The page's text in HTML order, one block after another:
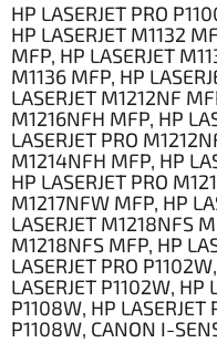
HP LASERJET PRO
HP LASERJET M1132
MFP, HP LASERJET
M1136 MFP, HP
LASERJET M1212NF
M1216NFH MFP, HP
LASERJET PRO
M1214NFH MFP, HP
HP LASERJET PRO
M1217NFW MFP, HP
LASERJET M1218NFS
M1218NFS MFP, HP
LASERJET PRO
LASERJET P1102W, HP
P1108W, HP LASERJET
P1108W, CANON I-